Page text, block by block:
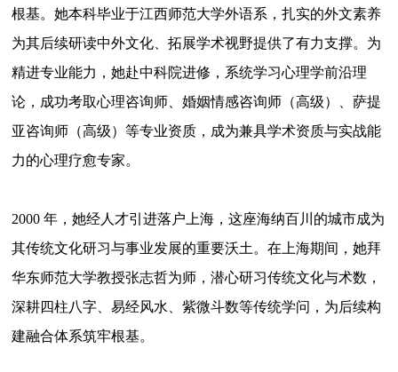
根基。她本科毕业于江西师范大学外语系，扎实的外文素养
为其后续研读中外文化、拓展学术视野提供了有力支撑。为
精进专业能力，她赴中科院进修，系统学习心理学前沿理
论，成功考取心理咨询师、婚姻情感咨询师（高级）、萨提
亚咨询师（高级）等专业资质，成为兼具学术资质与实战能
力的心理疗愈专家。
2000年，她经人才引进落户上海，这座海纳百川的城市成为
其传统文化研习与事业发展的重要沃土。在上海期间，她拜
华东师范大学教授张志哲为师，潜心研习传统文化与术数，
深耕四柱八字、易经风水、紫微斗数等传统学问，为后续构
建融合体系筑牢根基。